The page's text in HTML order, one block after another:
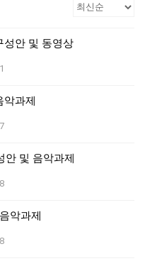
성안 및 동영상
악과제
안 및 음악과제
악과제